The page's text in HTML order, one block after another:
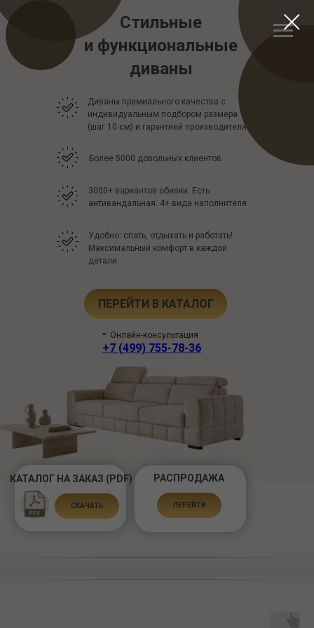
ПЕРЕЙТИ В КАТАЛОГ
Онлайн-консультация
+7 (499) 755-78-36
Стильные
и функциональные
диваны
3000+ вариантов обивки. Есть
антивандальная. 4+ вида наполнителя
Диваны премиального качества с
индивидуальным подбором размера
(шаг 10 см) и гарантией производителя
Более 5000 довольных клиентов
Удобно: спать, отдыхать и работать!
Максимальный комфорт в каждой
детали
КАТАЛОГ НА ЗАКАЗ (PDF)
ПЕРЕЙТИ
СКАЧАТЬ
РАСПРОДАЖА